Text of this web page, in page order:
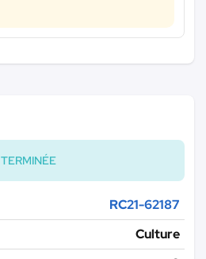
TERMINÉE
RC21-62187
Culture